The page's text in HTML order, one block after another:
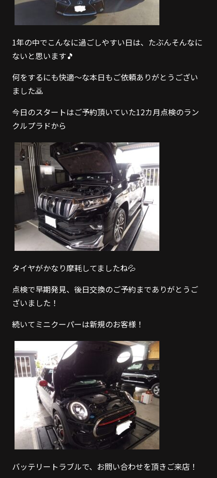
1年の中でこんなに過ごしやすい日は、たぶんそんなに
ないと思います🎵
何をするにも快適～な本日もご依頼ありがとうござい
ました🙇
今日のスタートはご予約頂いていた12カ月点検のラン
クルプラドから
タイヤがかなり摩耗してましたね💦
点検で早期発見、後日交換のご予約までありがとうご
ざいました！
続いてミニクーパーは新規のお客様！
バッテリートラブルで、お問い合わせを頂きご来店！